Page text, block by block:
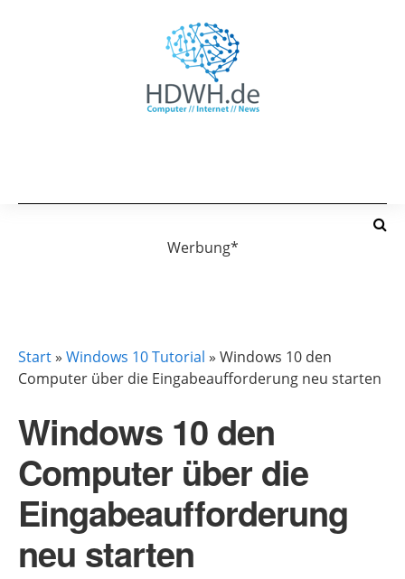
Werbung*
Start» Windows 10 Tutorial » Windows 10 den
Computer über die Eingabeaufforderung neu starten
Windows 10 den
Computer über die
Eingabeaufforderung
neu starten